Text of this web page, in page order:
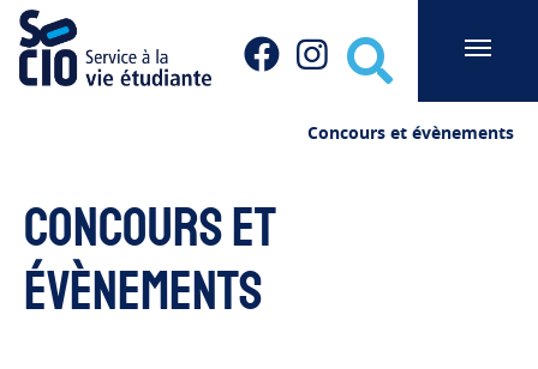
Socio du Cégep de Sainte-Foy
FacebookInstagram
Recherche
Concours et évènements
Concours et
évènements